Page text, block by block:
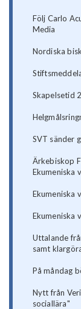
Följ Carlo
Media
Nordiska
Skapelsetid
SVT sänder
Ärkebiskop
Ekumeniska
Ekumeniska
Ekumeniska
Uttalande
samt
På måndag
Nytt från
sociallära"